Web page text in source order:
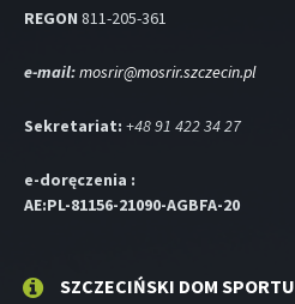
REGON 811-205-361
e-mail:mosrir@mosrir.szczecin.pl
Sekretariat: +48 91 422 34 27
e-doręczenia :
AE:PL-81156-21090-AGBFA-20
SZCZECIŃSKI DOM SPORTU